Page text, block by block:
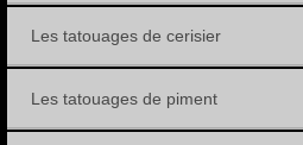
Les tatouages de cerisier
Les tatouages de piment